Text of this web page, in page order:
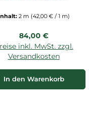
2 m (42,00 € / 1 m)
Regulärer Preis:
84,00 €
inkl. MwSt. zzgl.
Versandkosten
In den Warenkorb